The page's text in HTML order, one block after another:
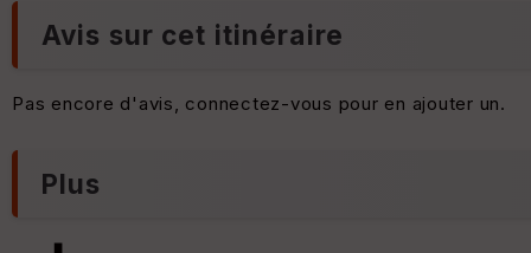
Avis sur cet itinéraire
Pas encore d'avis, connectez-vous pour en ajouter un.
Plus